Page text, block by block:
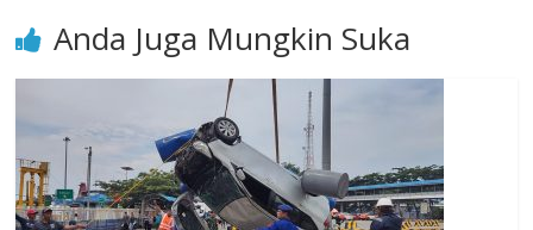
Anda Juga Mungkin Suka